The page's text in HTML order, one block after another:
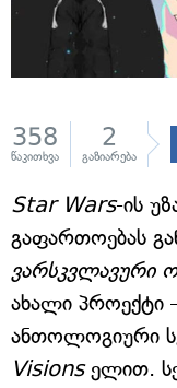
358
წაკითხვა
2
გაზიარება
Star Wars-ის
გაფართოებას
ვარსკვლავური
ახალი პროექტი
ანთოლოგიური
Visionsელით.